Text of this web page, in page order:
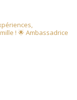
! 🌟 Ambassadrice